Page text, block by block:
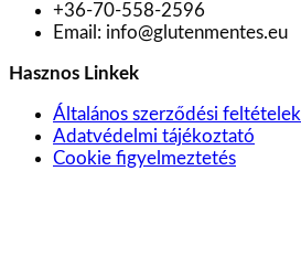
+36-70-558-2596
Email: info@glutenmentes.eu
Hasznos Linkek
Általános szerződési feltételek
Adatvédelmi tájékoztató
Cookie figyelmeztetés